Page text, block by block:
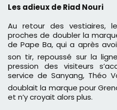
Les adieux de Riad Nouri
Au retour des vestiaires,
proches de doubler la
de Pape Ba, qui a après
son tir, repoussé sur la
pression des visiteurs
service de Sanyang, Théo
doublait la marque pour
et n’y croyait alors plus.